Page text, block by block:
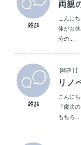
両親
こんに
体がお
分の...
[雑談 | ]
リノ
こんに
「魔法
もちろ...